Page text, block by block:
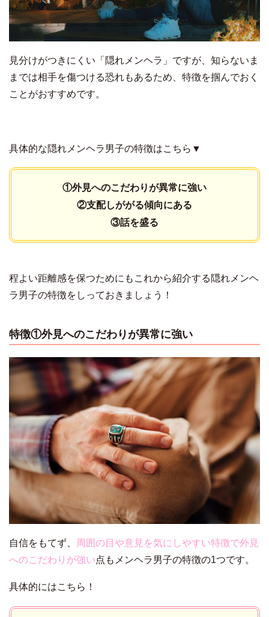
見分けがつきにくい「隠れメンヘラ」ですが、知らないま
までは相手を傷つける恐れもあるため、特徴を掴んでおく
ことがおすすめです。
具体的な隠れメンヘラ男子の特徴はこちら▼
①外見へのこだわりが異常に強い
②支配しががる傾向にある
③話を盛る
程よい距離感を保つためにもこれから紹介する隠れメンヘ
ラ男子の特徴をしっておきましょう！
特徴①外見へのこだわりが異常に強い
自信をもてず、
周囲の目や意見を気にしやすい特徴で外見
へのこだわりが強い点もメンヘラ男子の特徴の1つです。
具体的にはこちら！